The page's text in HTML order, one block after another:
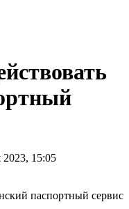
2023, 15:05